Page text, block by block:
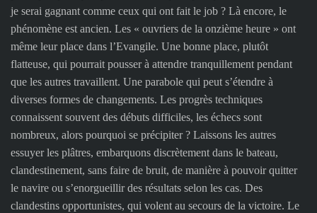
je serai gagnant comme ceux qui ont fait le job ? Là encore, le
phénomène est ancien. Les « ouvriers de la onzième heure » ont
même leur place dans l’Evangile. Une bonne place, plutôt
flatteuse, qui pourrait pousser à attendre tranquillement pendant
que les autres travaillent. Une parabole qui peut s’étendre à
diverses formes de changements. Les progrès techniques
connaissent souvent des débuts difficiles, les échecs sont
nombreux, alors pourquoi se précipiter ? Laissons les autres
essuyer les plâtres, embarquons discrètement dans le bateau,
clandestinement, sans faire de bruit, de manière à pouvoir quitter
le navire ou s’enorgueillir des résultats selon les cas. Des
clandestins opportunistes, qui volent au secours de la victoire. Le